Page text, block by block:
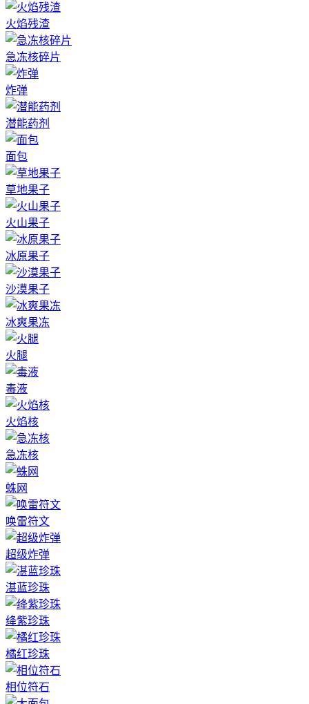
火焰残渣
急冻核碎片
炸弹
潜能药剂
面包
草地果子
火山果子
冰原果子
沙漠果子
冰爽果冻
火腿
毒液
火焰核
急冻核
蛛网
唤雷符文
超级炸弹
湛蓝珍珠
绛紫珍珠
橘红珍珠
相位符石